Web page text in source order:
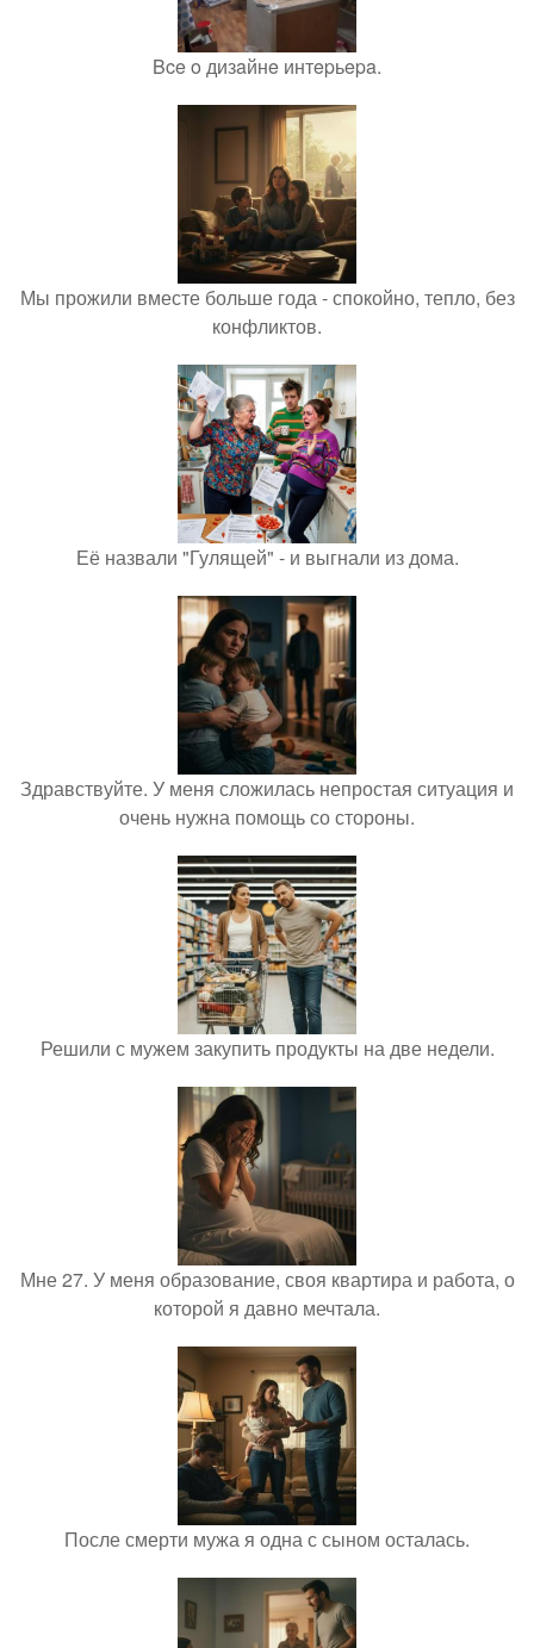
Bce o дизaйнe интepьepa.
Мы прожили вместе больше года - спокойно, тепло, без
конфликтов.
Её назвали "Гулящей" - и выгнали из дома.
Здравствуйте. У меня сложилась непростая ситуация и
очень нужна помощь со стороны.
Решили с мужем закупить продукты на две недели.
Мне 27. У меня образование, своя квартира и работа, о
которой я давно мечтала.
После смерти мужа я одна с сыном осталась.